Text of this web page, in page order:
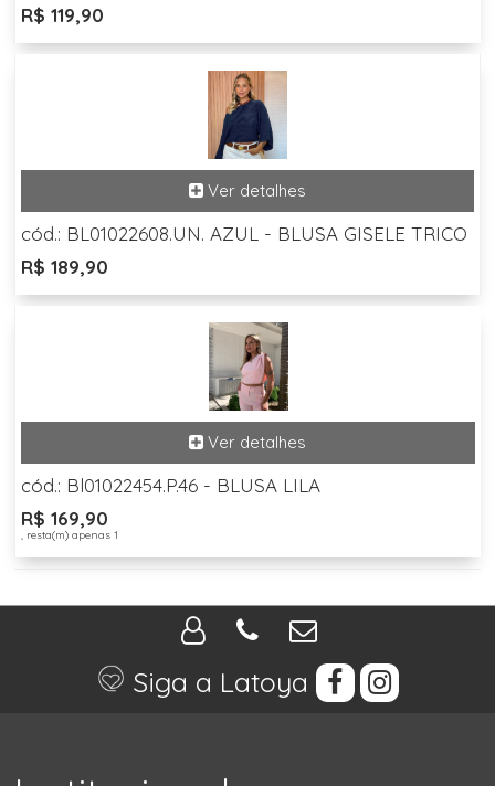
R$ 119,90
cód.: BL01022608.UN. AZUL - BLUSA GISELE TRICO
R$ 189,90
cód.: Bl01022454.P.46 - BLUSA LILA
R$ 169,90
, resta(m) apenas 1
Siga a Latoya